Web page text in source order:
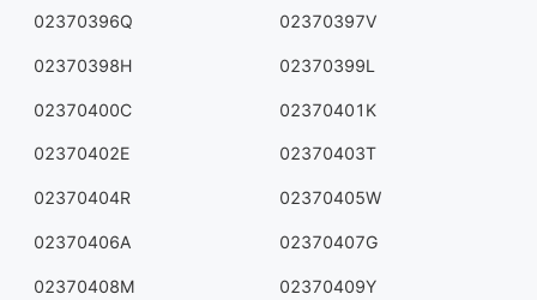
02370396Q 02370397V
02370398H 02370399L
02370400C 02370401K
02370402E 02370403T
02370404R 02370405W
02370406A 02370407G
02370408M 02370409Y